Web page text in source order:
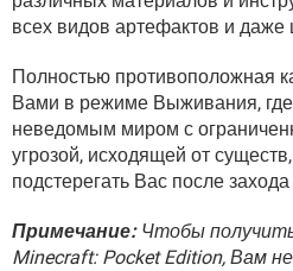
всех видов артефактов и даже
Полностью противоположная
Вами в режиме Выживания, где
неведомым миром с
угрозой, исходящей от
подстерегать Вас после
Примечание:Чтобы получить
Minecraft: Pocket Edition, Вам